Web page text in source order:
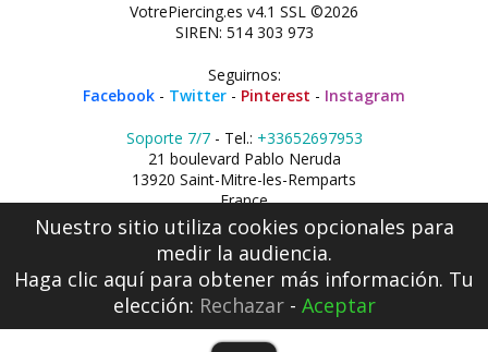
VotrePiercing.es v4.1 SSL ©2026
SIREN: 514 303 973
Seguirnos:
Facebook - Twitter - Pinterest - Instagram
Soporte 7/7- Tel.: +33652697953
21 boulevard Pablo Neruda
13920 Saint-Mitre-les-Remparts
France
Nuestro sitio utiliza cookies opcionales para
medir la audiencia.
Haga clic aquípara obtener más información. Tu
elección: Rechazar- Aceptar